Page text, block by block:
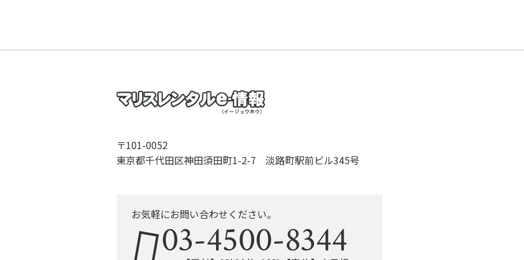
〒101-0052
東京都千代田区神田須田町1-2-7 淡路町駅前ビル345号
お気軽にお問い合わせください。
03-4500-8344